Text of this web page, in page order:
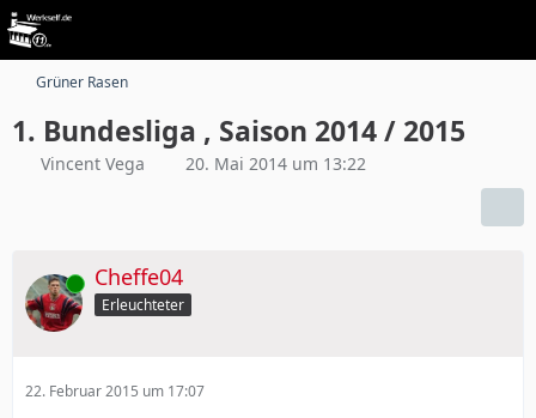
Grüner Rasen
1. Bundesliga , Saison 2014 / 2015
Vincent Vega 20. Mai 2014 um 13:22
Online Cheffe04
Erleuchteter
22. Februar 2015 um 17:07